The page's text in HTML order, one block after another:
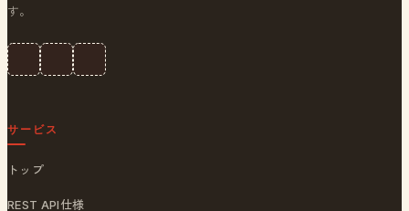
す。
サービス
トップ
REST API仕様